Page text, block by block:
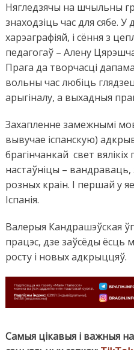
Нягледзячы на шчыльны
знаходзіць час для сябе. У
харэаграфіяй, і сёння з
педагогаў – Алену
Прага да творчасці
вольны час любіць
арыгіналу, а выхадныя
Захапленне замежнымі
вывучае іспанскую)
брагінчанкай свет
настаўніцы – вандраваць,
розных краін. І першай у
Іспанія.
Валерыя Кандрашэўская
працэс, дзе заўсёды ёсць
росту і новых адкрыццяў.
Самыя цікавыя і важныя